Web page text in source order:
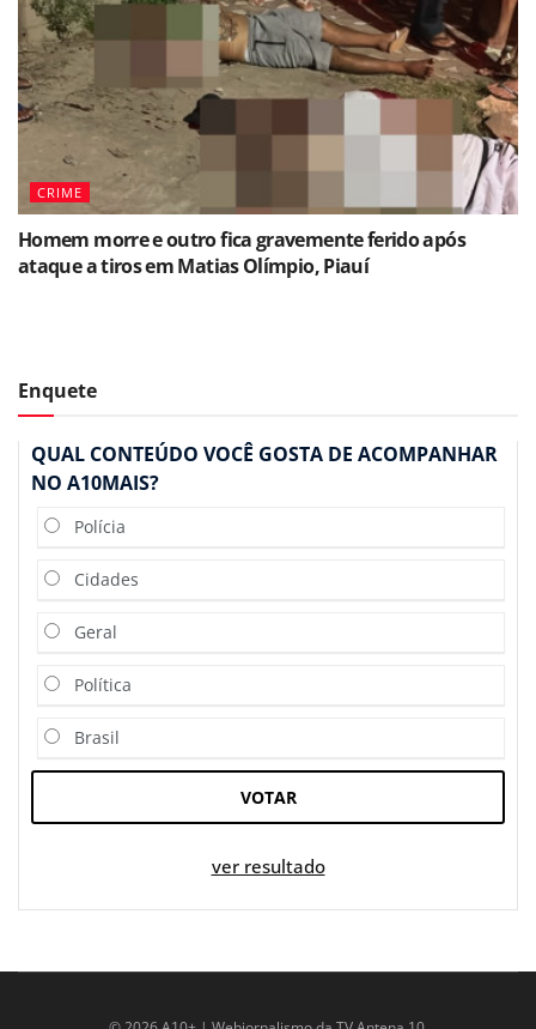
CRIME
Homem morre e outro fica gravemente ferido após
ataque a tiros em Matias Olímpio, Piauí
Enquete
QUAL CONTEÚDO VOCÊ GOSTA DE ACOMPANHAR
NO A10MAIS?
Polícia
Cidades
Geral
Política
Brasil
VOTAR
ver resultado